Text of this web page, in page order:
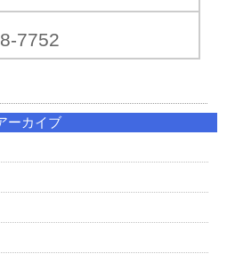
7752
ーカイブ